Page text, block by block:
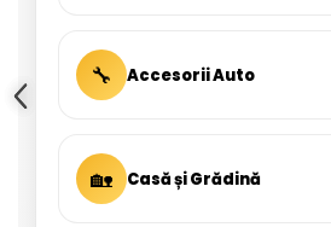
🔧 Accesorii Auto
🏡 Casă și Grădină